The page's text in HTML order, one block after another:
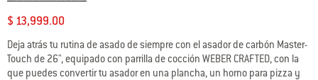
$ 13,999.00
Deja atrás tu rutina de asado de siempre con el asador de carbón Master-
Touch de 26", equipado con parrilla de cocción WEBER CRAFTED, con la
que puedes convertir tu asador en una plancha, un horno para pizza y